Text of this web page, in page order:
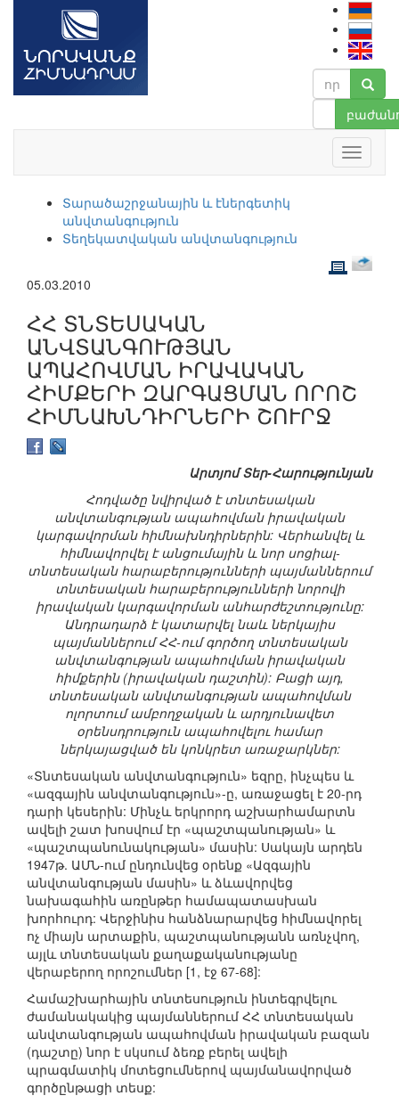
Տարածաշրջանային և էներգետիկ
անվտանգություն
Տեղեկատվական անվտանգություն
05.03.2010
ՀՀ ՏՆՏԵՍԱԿԱՆ
ԱՆՎՏԱՆԳՈՒԹՅԱՆ
ԱՊԱՀՈՎՄԱՆ ԻՐԱՎԱԿԱՆ
ՀԻՄՔԵՐԻ ԶԱՐԳԱՑՄԱՆ ՈՐՈՇ
ՀԻՄՆԱԽՆԴԻՐՆԵՐԻ ՇՈՒՐՋ
Արտյոմ Տեր-Հարությունյան
Հոդվածը նվիրված է տնտեսական
անվտանգության ապահովման իրավական
կարգավորման հիմնախնդիրներին: Վերհանվել և
հիմնավորվել է անցումային և նոր սոցիալ-
տնտեսական հարաբերությունների պայմաններում
տնտեսական հարաբերությունների նորովի
իրավական կարգավորման անհարժեշտությունը:
Անդրադարձ է կատարվել նաև ներկայիս
պայմաններում ՀՀ-ում գործող տնտեսական
անվտանգության ապահովման իրավական
հիմքերին (իրավական դաշտին): Բացի այդ,
տնտեսական անվտանգության ապահովման
ոլորտում ամբողջական և արդյունավետ
օրենսդրություն ապահովելու համար
ներկայացված են կոնկրետ առաջարկներ:
«Տնտեսական անվտանգություն» եզրը, ինչպես և
«ազգային անվտանգություն»-ը, առաջացել է 20-րդ
դարի կեսերին: Մինչև երկրորդ աշխարհամարտն
ավելի շատ խոսվում էր «պաշտպանության» և
«պաշտպանունակության» մասին: Սակայն արդեն
1947թ. ԱՄՆ-ում ընդունվեց օրենք «Ազգային
անվտանգության մասին» և ձևավորվեց
նախագահին առընթեր համապատասխան
խորհուրդ: Վերջինիս հանձնարարվեց հիմնավորել
ոչ միայն արտաքին, պաշտպանությանն առնչվող,
այլև տնտեսական քաղաքականությանը
վերաբերող որոշումներ [1, էջ 67-68]:
Համաշխարհային տնտեսություն ինտեգրվելու
ժամանակակից պայմաններում ՀՀ տնտեսական
անվտանգության ապահովման իրավական բազան
(դաշտը) նոր է սկսում ձեռք բերել ավելի
պրագմատիկ մոտեցումներով պայմանավորված
գործընթացի տեսք: